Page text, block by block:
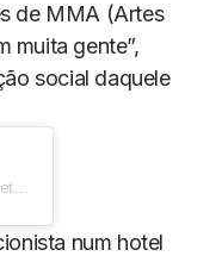
de MMA (Artes
muita gente”,
social daquele
PDT
num hotel